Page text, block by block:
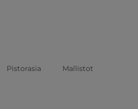
Pistorasia Mallistot